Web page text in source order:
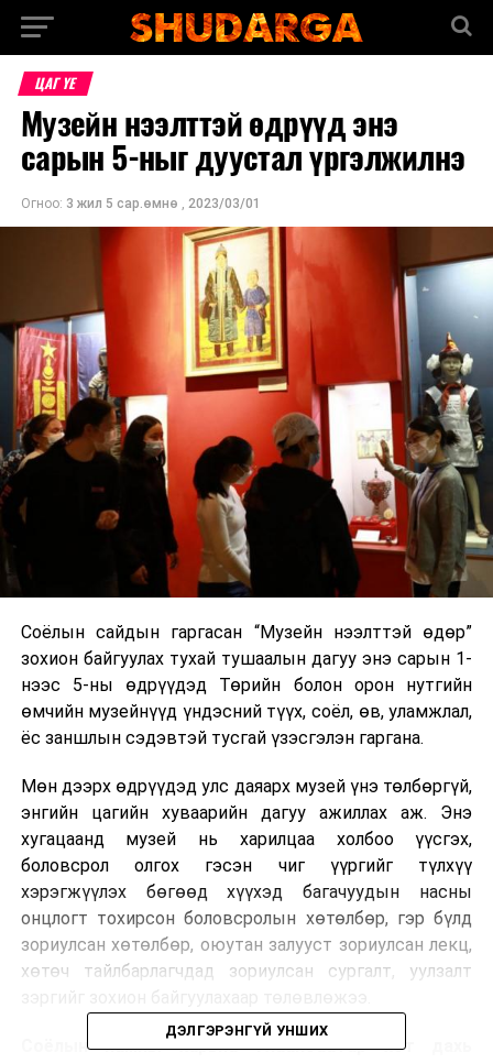
ЦАГ ҮЕ
Музейн нээлттэй өдрүүд энэ
сарын 5-ныг дуустал үргэлжилнэ
Огноо: 3 жил 5 сар.өмнө , 2023/03/01
Соёлын сайдын гаргасан “Музейн нээлттэй өдөр”
зохион байгуулах тухай тушаалын дагуу энэ сарын 1-
нээс 5-ны өдрүүдэд Төрийн болон орон нутгийн
өмчийн музейнүүд үндэсний түүх, соёл, өв, уламжлал,
ёс заншлын сэдэвтэй тусгай үзэсгэлэн гаргана.
Мөн дээрх өдрүүдэд улс даяарх музей үнэ төлбөргүй,
энгийн цагийн хуваарийн дагуу ажиллах аж. Энэ
хугацаанд музей нь харилцаа холбоо үүсгэх,
боловсрол олгох гэсэн чиг үүргийг түлхүү
хэрэгжүүлэх бөгөөд хүүхэд багачуудын насны
онцлогт тохирсон боловсролын хөтөлбөр, гэр бүлд
зориулсан хөтөлбөр, оюутан залууст зориулсан лекц,
хөтөч тайлбарлагчдад зориулсан сургалт, уулзалт
Соёлын яамны харьяа Улаанбаатар хот дахь
ДЭЛГЭРЭНГҮЙ УНШИХ